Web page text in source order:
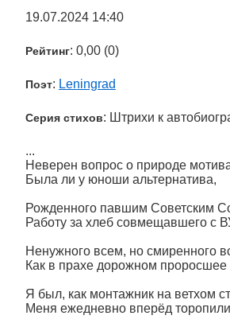
19.07.2024 14:40
Рейтинг: 0,00 (0)
Поэт: Leningrad
Серия стихов: Штрихи к
...
Неверен вопрос о природе
Была ли у юноши альтернатива,
Рожденного павшим Советским
Работу за хлеб совмещавшего с
Ненужного всем, но смиренного
Как в прахе дорожном проросшее
Я был, как монтажник на ветхом
Меня ежедневно вперёд